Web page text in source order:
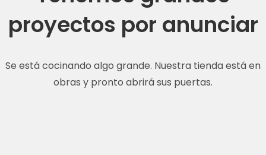
proyectos por anunciar
Se está cocinando algo grande. Nuestra tienda está en
obras y pronto abrirá sus puertas.